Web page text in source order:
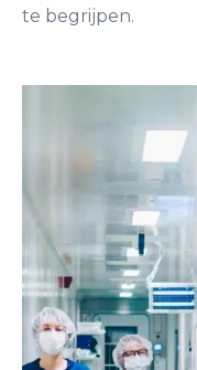
te begrijpen.